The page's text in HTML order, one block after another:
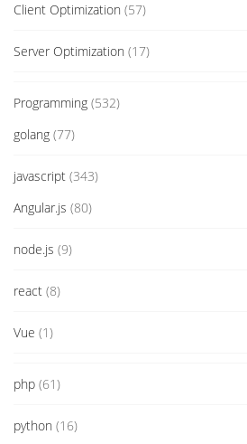
Client Optimization (57)
Server Optimization (17)
Programming (532)
golang (77)
javascript (343)
Angular.js (80)
node.js (9)
react (8)
Vue (1)
php (61)
python (16)